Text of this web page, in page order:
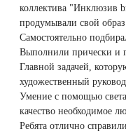
коллектива "Инклюзив
продумывали свой
Самостоятельно
Выполнили прически и
Главной задачей,
художественный
Умение с помощью
качество необходимое
Ребята отлично
Лазерное лечение
Омоложение
QOOL- омоложение
Карбоновый пилинг
Сделать педикюр
Купить сертификат
Купить абонемент